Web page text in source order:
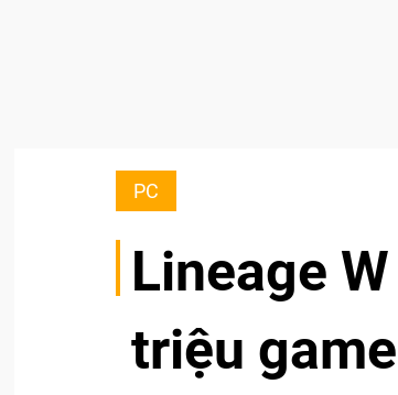
PC
Lineage
triệu